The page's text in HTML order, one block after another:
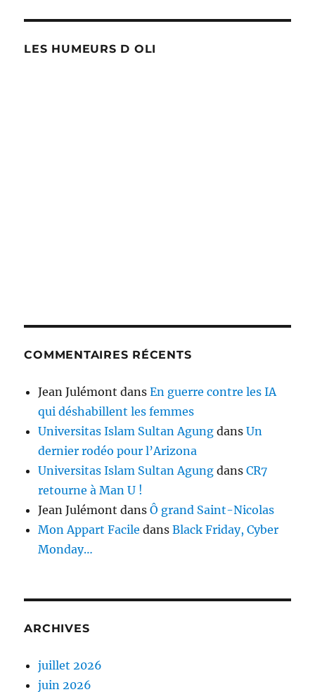
LES HUMEURS D OLI
COMMENTAIRES RÉCENTS
Jean Julémont dansEn guerre contre les IA
qui déshabillent les femmes
Universitas Islam Sultan Agung dansUn
dernier rodéo pour l’Arizona
Universitas Islam Sultan Agung dansCR7
retourne à Man U !
Jean Julémont dansÔ grand Saint-Nicolas
Mon Appart Facile dansBlack Friday, Cyber
Monday…
ARCHIVES
juillet 2026
juin 2026